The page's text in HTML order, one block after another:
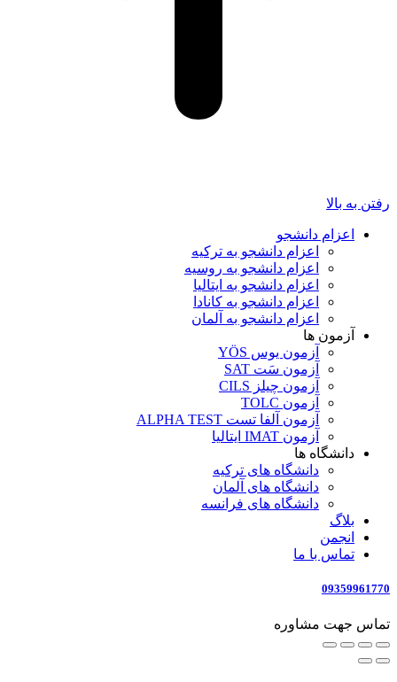
رفتن به بالا
اعزام دانشجو
اعزام دانشجو به ترکیه
اعزام دانشجو به روسیه
اعزام دانشجو به ایتالیا
اعزام دانشجو به کانادا
اعزام دانشجو به آلمان
آزمون ها
آزمون یوس YÖS
آزمون سَت SAT
آزمون چیلز CILS‌
آزمون TOLC
آزمون آلفا تست ALPHA TEST
آزمون IMAT ایتالیا
دانشگاه ها
دانشگاه های ترکیه
دانشگاه های آلمان
دانشگاه های فرانسه
بلاگ
انجمن
تماس با ما
09359961770
تماس جهت مشاوره